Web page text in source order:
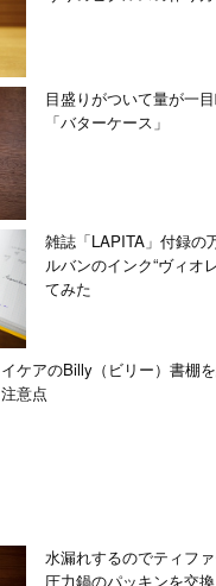
目盛りがついて量が一
「バターケース」
雑誌「LAPITA」付録の
ルバンのインク“ヴィオ
てみた
イケアのBilly（ビリー）書棚
注意点
水漏れするのでティフ
圧力鍋のパッキンを交